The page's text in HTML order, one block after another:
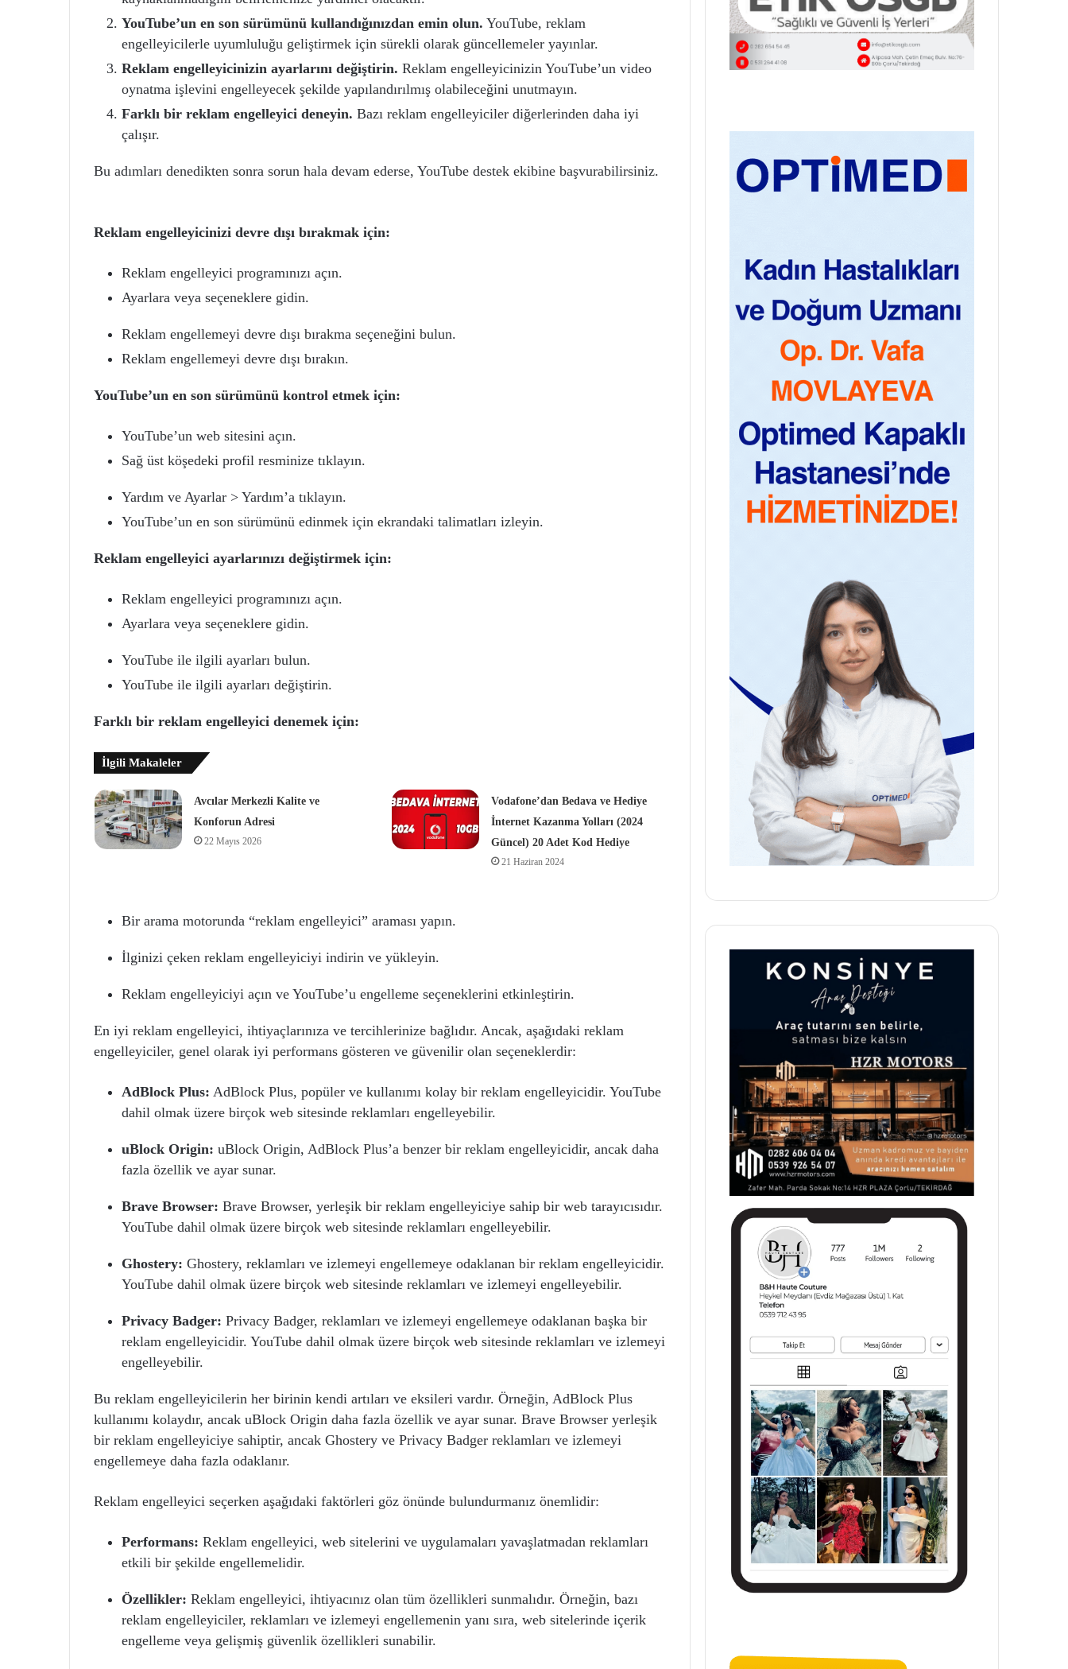
YouTube’un en son sürümünü kullandığınızdan emin olun. YouTube, reklam
engelleyicilerle uyumluluğu geliştirmek için sürekli olarak güncellemeler yayınlar.
Reklam engelleyicinizin ayarlarını değiştirin. Reklam engelleyicinizin YouTube’un video
oynatma işlevini engelleyecek şekilde yapılandırılmış olabileceğini unutmayın.
Farklı bir reklam engelleyici deneyin. Bazı reklam engelleyiciler diğerlerinden daha iyi
çalışır.
Bu adımları denedikten sonra sorun hala devam ederse, YouTube destek ekibine başvurabilirsiniz.
Reklam engelleyicinizi devre dışı bırakmak için:
Reklam engelleyici programınızı açın.
Ayarlara veya seçeneklere gidin.
Reklam engellemeyi devre dışı bırakma seçeneğini bulun.
Reklam engellemeyi devre dışı bırakın.
YouTube’un en son sürümünü kontrol etmek için:
YouTube’un web sitesini açın.
Sağ üst köşedeki profil resminize tıklayın.
Yardım ve Ayarlar > Yardım’a tıklayın.
YouTube’un en son sürümünü edinmek için ekrandaki talimatları izleyin.
Reklam engelleyici ayarlarınızı değiştirmek için:
Reklam engelleyici programınızı açın.
Ayarlara veya seçeneklere gidin.
YouTube ile ilgili ayarları bulun.
YouTube ile ilgili ayarları değiştirin.
Farklı bir reklam engelleyici denemek için:
İlgili Makaleler
Avcılar Merkezli Kalite ve
Konforun Adresi
22 Mayıs 2026
Vodafone’dan Bedava ve Hediye
İnternet Kazanma Yolları (2024
Güncel) 20 Adet Kod Hediye
21 Haziran 2024
Bir arama motorunda “reklam engelleyici” araması yapın.
İlginizi çeken reklam engelleyiciyi indirin ve yükleyin.
Reklam engelleyiciyi açın ve YouTube’u engelleme seçeneklerini etkinleştirin.
En iyi reklam engelleyici, ihtiyaçlarınıza ve tercihlerinize bağlıdır. Ancak, aşağıdaki reklam
engelleyiciler, genel olarak iyi performans gösteren ve güvenilir olan seçeneklerdir:
AdBlock Plus: AdBlock Plus, popüler ve kullanımı kolay bir reklam engelleyicidir. YouTube
dahil olmak üzere birçok web sitesinde reklamları engelleyebilir.
uBlock Origin: uBlock Origin, AdBlock Plus’a benzer bir reklam engelleyicidir, ancak daha
fazla özellik ve ayar sunar.
Brave Browser: Brave Browser, yerleşik bir reklam engelleyiciye sahip bir web tarayıcısıdır.
YouTube dahil olmak üzere birçok web sitesinde reklamları engelleyebilir.
Ghostery: Ghostery, reklamları ve izlemeyi engellemeye odaklanan bir reklam engelleyicidir.
YouTube dahil olmak üzere birçok web sitesinde reklamları ve izlemeyi engelleyebilir.
Privacy Badger: Privacy Badger, reklamları ve izlemeyi engellemeye odaklanan başka bir
reklam engelleyicidir. YouTube dahil olmak üzere birçok web sitesinde reklamları ve izlemeyi
engelleyebilir.
Bu reklam engelleyicilerin her birinin kendi artıları ve eksileri vardır. Örneğin, AdBlock Plus
kullanımı kolaydır, ancak uBlock Origin daha fazla özellik ve ayar sunar. Brave Browser yerleşik
bir reklam engelleyiciye sahiptir, ancak Ghostery ve Privacy Badger reklamları ve izlemeyi
engellemeye daha fazla odaklanır.
Reklam engelleyici seçerken aşağıdaki faktörleri göz önünde bulundurmanız önemlidir:
Performans: Reklam engelleyici, web sitelerini ve uygulamaları yavaşlatmadan reklamları
etkili bir şekilde engellemelidir.
Özellikler: Reklam engelleyici, ihtiyacınız olan tüm özellikleri sunmalıdır. Örneğin, bazı
reklam engelleyiciler, reklamları ve izlemeyi engellemenin yanı sıra, web sitelerinde içerik
engelleme veya gelişmiş güvenlik özellikleri sunabilir.